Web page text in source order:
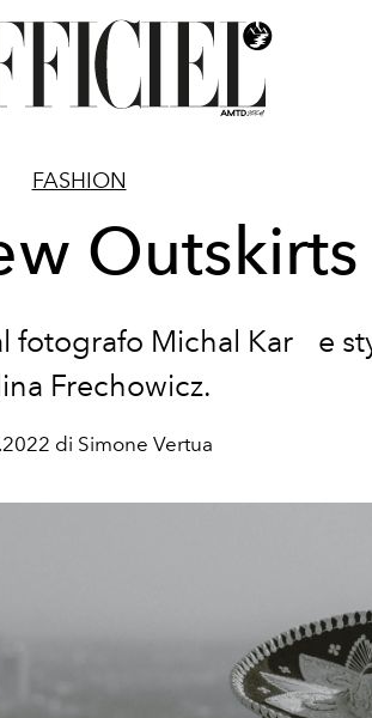
FASHION
Outskirts
fotografo Michal Kar e
Frechowicz.
di Simone Vertua